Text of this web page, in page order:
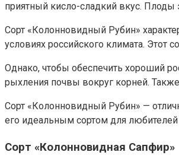
приятный кисло-сладкий вкус. Плоды
Сорт «Колонновидный Рубин»
условиях российского климата. Этот
Однако, чтобы обеспечить хороший
рыхления почвы вокруг корней.
Сорт «Колонновидный Рубин» —
его идеальным сортом для любителей
Сорт «Колонновидная Сапфир»